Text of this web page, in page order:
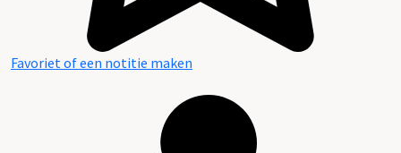
Favoriet of een notitie maken